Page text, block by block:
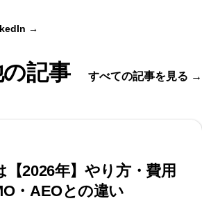
→
記事 すべての記事を見る →
【2026年】やり方・費用
・AEOとの違い